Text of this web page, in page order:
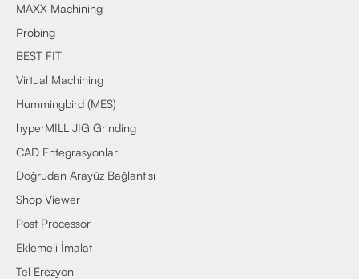
MAXX Machining
Probing
BEST FIT
Virtual Machining
Hummingbird (MES)
hyperMILL JIG Grinding
CAD Entegrasyonları
Doğrudan Arayüz Bağlantısı
Shop Viewer
Post Processor
Eklemeli İmalat
Tel Erezyon